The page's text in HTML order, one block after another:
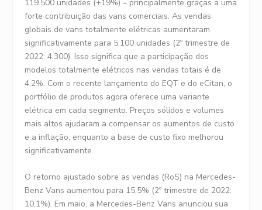
119.500 unidades (+19%) – principalmente graças a uma
forte contribuição das vans comerciais. As vendas
globais de vans totalmente elétricas aumentaram
significativamente para 5.100 unidades (2º trimestre de
2022: 4.300). Isso significa que a participação dos
modelos totalmente elétricos nas vendas totais é de
4,2%. Com o recente lançamento do EQT e do eCitan, o
portfólio de produtos agora oferece uma variante
elétrica em cada segmento. Preços sólidos e volumes
mais altos ajudaram a compensar os aumentos de custo
e a inflação, enquanto a base de custo fixo melhorou
significativamente.
O retorno ajustado sobre as vendas (RoS) na Mercedes-
Benz Vans aumentou para 15,5% (2º trimestre de 2022:
10,1%). Em maio, a Mercedes-Benz Vans anunciou sua